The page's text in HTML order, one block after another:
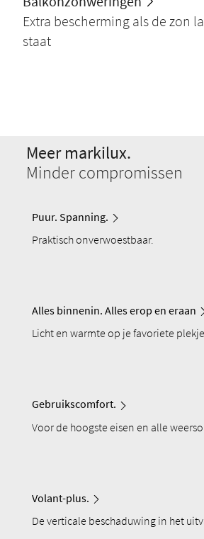
Extra bescherming als de zon
staat
Meer markilux.
Minder compromissen
Puur. Spanning.
Praktisch onverwoestbaar.
Alles binnenin. Alles erop en eraan
Licht en warmte op je favoriete
Gebruikscomfort.
Voor de hoogste eisen en alle
Volant-plus.
De verticale beschaduwing in het